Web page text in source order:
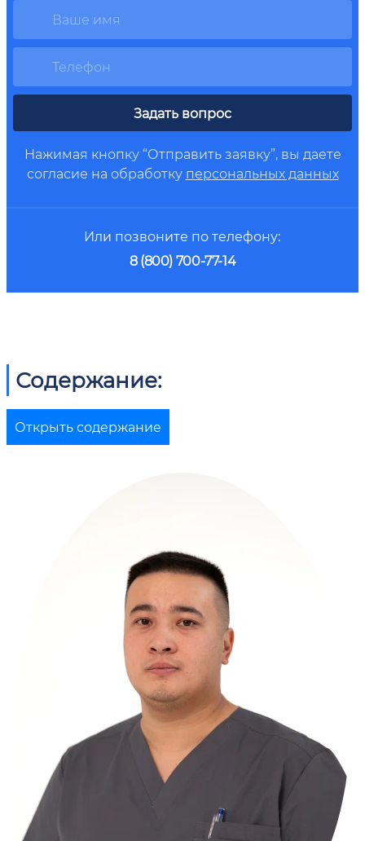
Задать вопрос
Нажимая кнопку “Отправить заявку”, вы даете
согласие на обработку персональных данных
Или позвоните по телефону:
8 (800) 700-77-14
Содержание:
Открыть содержание